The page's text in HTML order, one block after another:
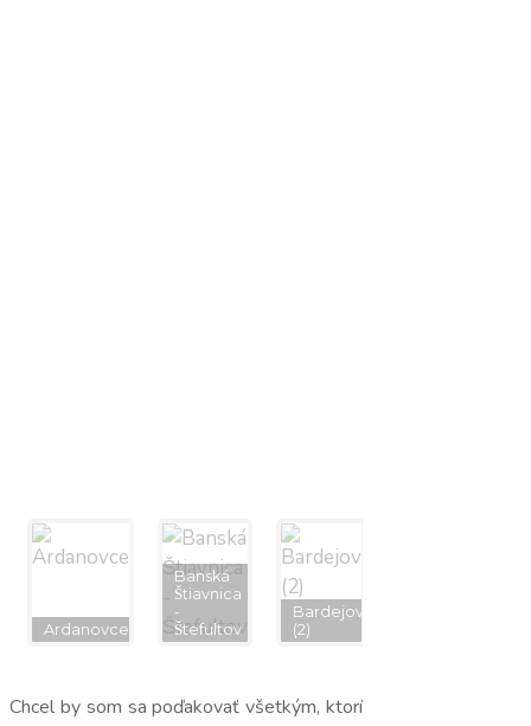
Ardanovce
Banská
Štiavnica
-
Štefultov
Bardejov
(2)
Chcel by som sa poďakovať všetkým, ktorí